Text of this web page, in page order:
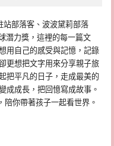
站部落客、波波黛莉部落
潛力獎，這裡的每一篇文
用自己的感受與記憶，記錄
更想把文字用來分享親子旅
把平凡的日子，走成最美的
成成長，把回憶寫成故事。
陪你帶著孩子一起看世界。